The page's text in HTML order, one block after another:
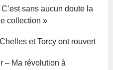
sans aucun doute la
collection »
et Torcy ont rouvert
– Ma révolution à